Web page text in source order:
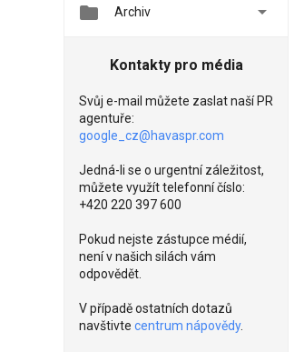
 Archiv 
Kontakty pro média
Svůj e-mail můžete zaslat naší PR
agentuře:
google_cz@havaspr.com
Jedná-li se o urgentní záležitost,
můžete využít telefonní číslo:
+420 220 397 600
Pokud nejste zástupce médií,
není v našich silách vám
odpovědět.
V případě ostatních dotazů
navštivte centrum nápovědy.